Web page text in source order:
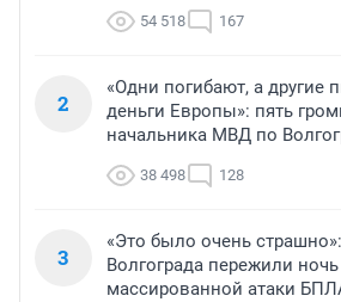
54 518 167
2
«Одни погибают, а другие
деньги Европы»: пять
начальника МВД по
38 498 128
3
«Это было очень
Волгограда пережили
массированной атаки